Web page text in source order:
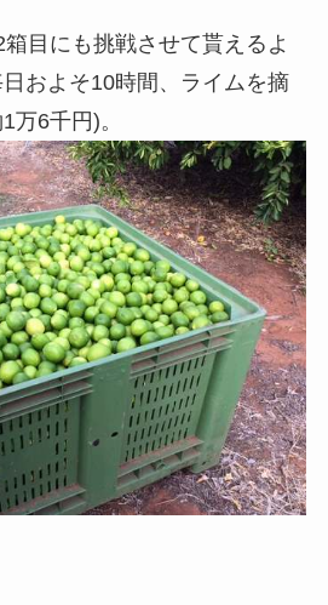
目にも挑戦させて貰えるよ
およそ10時間、ライムを摘
万6千円)。